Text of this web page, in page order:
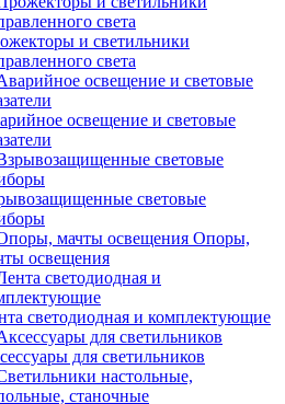
и светильники
света
освещение и световые
световые
Опоры,
освещения
светодиодная и комплектующие
для светильников